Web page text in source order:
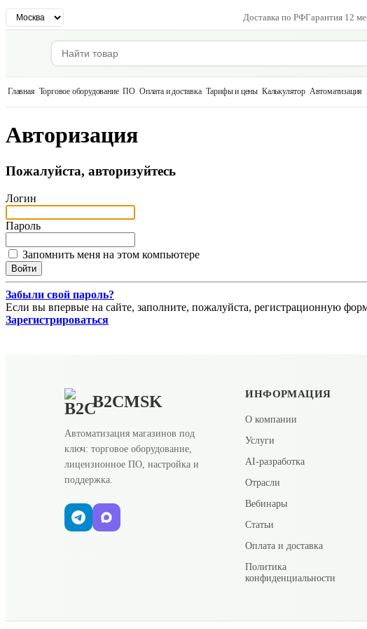
Доставка по РФГарантия 12
Главная Торговое оборудование ПО Оплата и доставка Тарифы и цены Калькулятор Автоматизация
Авторизация
Пожалуйста, авторизуйтесь
Логин
Пароль
Запомнить меня на этом компьютере
Забыли свой пароль?
Если вы впервые на сайте, заполните, пожалуйста, регистрационную
Зарегистрироваться
B2CMSK
Автоматизация магазинов под
ключ: торговое оборудование,
лицензионное ПО, настройка и
поддержка.
ИНФОРМАЦИЯ
О компании
Услуги
AI-разработка
Отрасли
Вебинары
Статьи
Оплата и доставка
Политика
конфиденциальности